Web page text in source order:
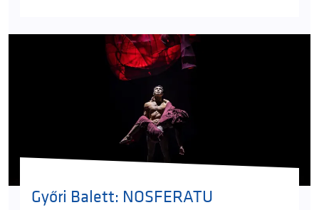
Győri Balett: NOSFERATU